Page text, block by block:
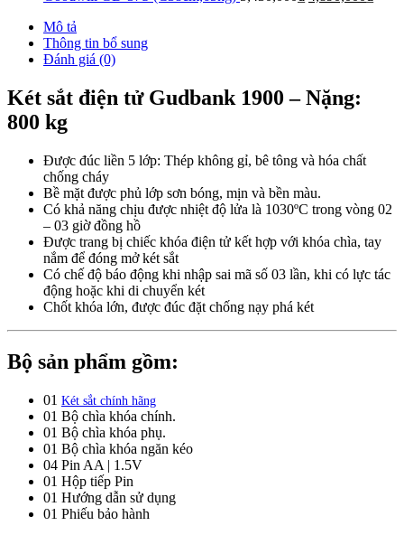
Mô tả
Thông tin bổ sung
Đánh giá (0)
Két sắt điện tử Gudbank 1900 – Nặng:
800 kg
Được đúc liền 5 lớp: Thép không gỉ, bê tông và hóa chất
chống cháy
Bề mặt được phủ lớp sơn bóng, mịn và bền màu.
Có khả năng chịu được nhiệt độ lửa là 1030ºC trong vòng 02
– 03 giờ đồng hồ
Được trang bị chiếc khóa điện tử kết hợp với khóa chìa, tay
nắm để đóng mở két sắt
Có chế độ báo động khi nhập sai mã số 03 lần, khi có lực tác
động hoặc khi di chuyển két
Chốt khóa lớn, được đúc đặt chống nạy phá két
Bộ sản phẩm gồm:
01 Két sắt chính hãng
01 Bộ chìa khóa chính.
01 Bộ chìa khóa phụ.
01 Bộ chìa khóa ngăn kéo
04 Pin AA | 1.5V
01 Hộp tiếp Pin
01 Hướng dẫn sử dụng
01 Phiếu bảo hành